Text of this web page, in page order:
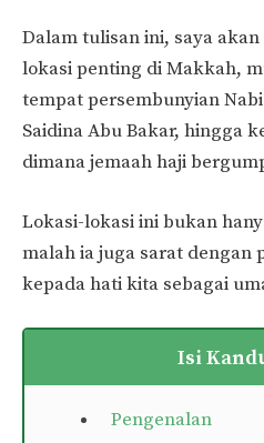
Dalam tulisan ini, saya
lokasi penting di Makkah,
tempat persembunyian
Saidina Abu Bakar, hingga
dimana jemaah haji
Lokasi-lokasi ini bukan
malah ia juga sarat dengan
Isi
Pengenalan